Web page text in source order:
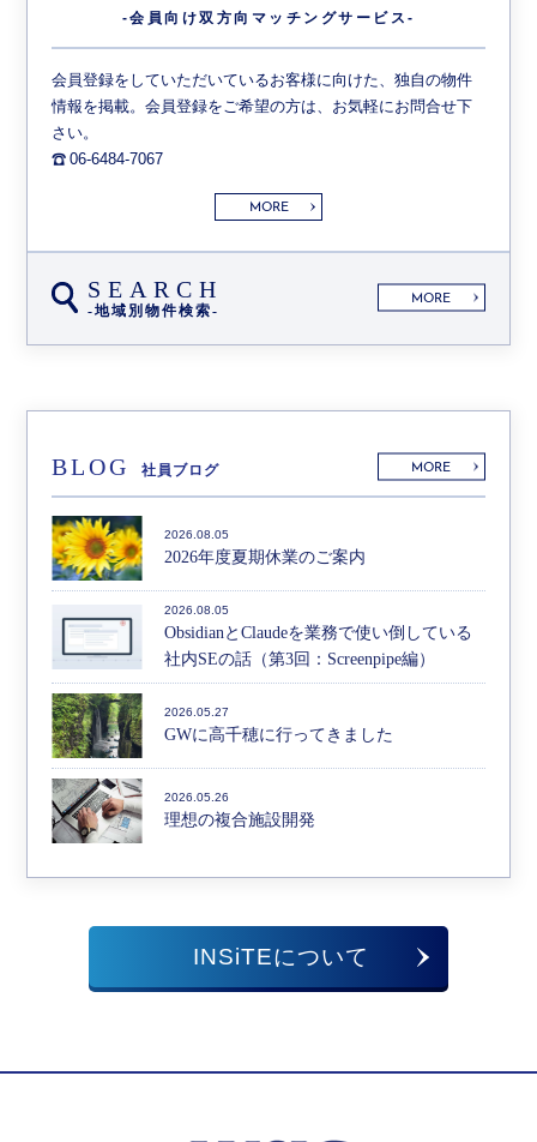
-会員向け双方向 マッチングサービス-
会員登録をしていただいているお客様に向けた、独自の物件
情報を掲載。会員登録をご希望の方は、お気軽にお問合せ下
さい。
06-6484-7067
MORE
SEARCH
-地域別物件検索-
MORE
BLOG 社員ブログ MORE
2026.08.05
2026年度夏期休業のご案内
2026.08.05
ObsidianとClaudeを業務で使い倒している
社内SEの話（第3回：Screenpipe編）
2026.05.27
GWに高千穂に行ってきました
2026.05.26
理想の複合施設開発
INSiTEについて